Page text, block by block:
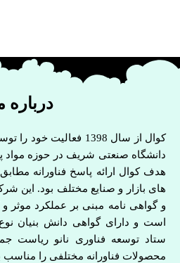
درباره
کوال از سال 1398
دانشگاه صنعتی شریف در حوزه مواد
هدف کوال ارائه پاسخ فناورانه مطابق
و گواهی نامه مبنی بر عملکرد
ستاد توسعه فناوری نانو ریاست
محصولات فناورانه مختلفی را مناسب